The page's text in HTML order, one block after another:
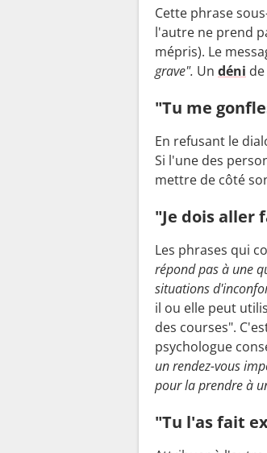
Cette phrase
l'autre ne prend
mépris). Le
grave". Un déni
"Tu me
En refusant le
Si l'une des
mettre de côté
"Je dois aller
Les phrases qui
répond pas à une
situations
il ou elle peut
des courses".
psychologue
un rendez-vous
pour la prendre à
"Tu l'as fait